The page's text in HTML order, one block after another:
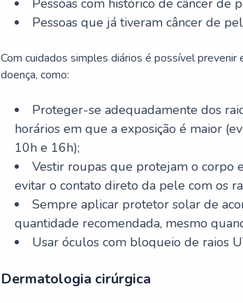
Pessoas com histórico de câncer de
Pessoas que já tiveram câncer de
Com cuidados simples diários é possível
doença, como:
Proteger-se adequadamente dos
horários em que a exposição é maior
10h e 16h);
Vestir roupas que protejam o corpo
evitar o contato direto da pele com os
Sempre aplicar protetor solar de
quantidade recomendada, mesmo
Usar óculos com bloqueio de raios
Dermatologia cirúrgica